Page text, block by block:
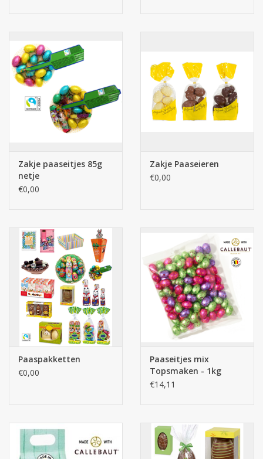
Carnavalssnoep
Paasgeschenken
Zakje paaseitjes 85g
netje
€0,00
Zakje Paaseieren
€0,00
Paaspakketten
€0,00
Paaseitjes mix
Topsmaken - 1kg
Quality
€14,11